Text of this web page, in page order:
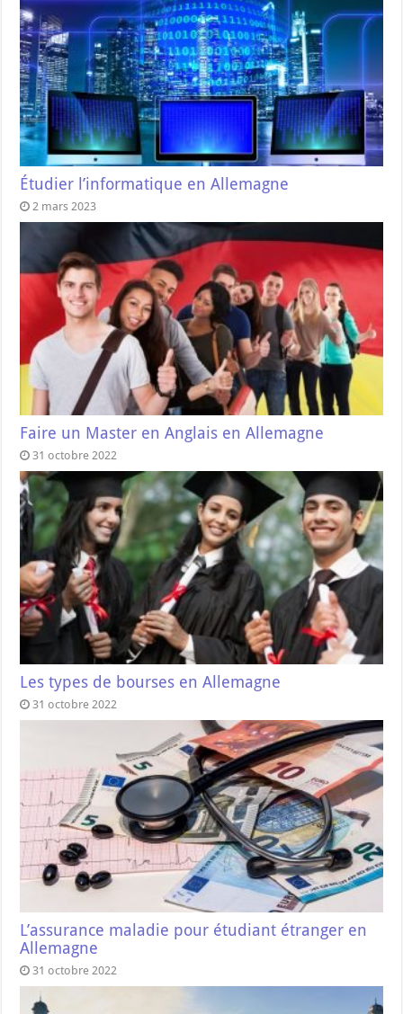
Étudier l’informatique en Allemagne
2 mars 2023
Faire un Master en Anglais en Allemagne
31 octobre 2022
Les types de bourses en Allemagne
31 octobre 2022
L’assurance maladie pour étudiant étranger en
Allemagne
31 octobre 2022